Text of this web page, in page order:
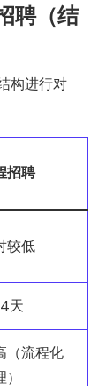
聘（结
构进行对
招聘
较低
天
（流程化